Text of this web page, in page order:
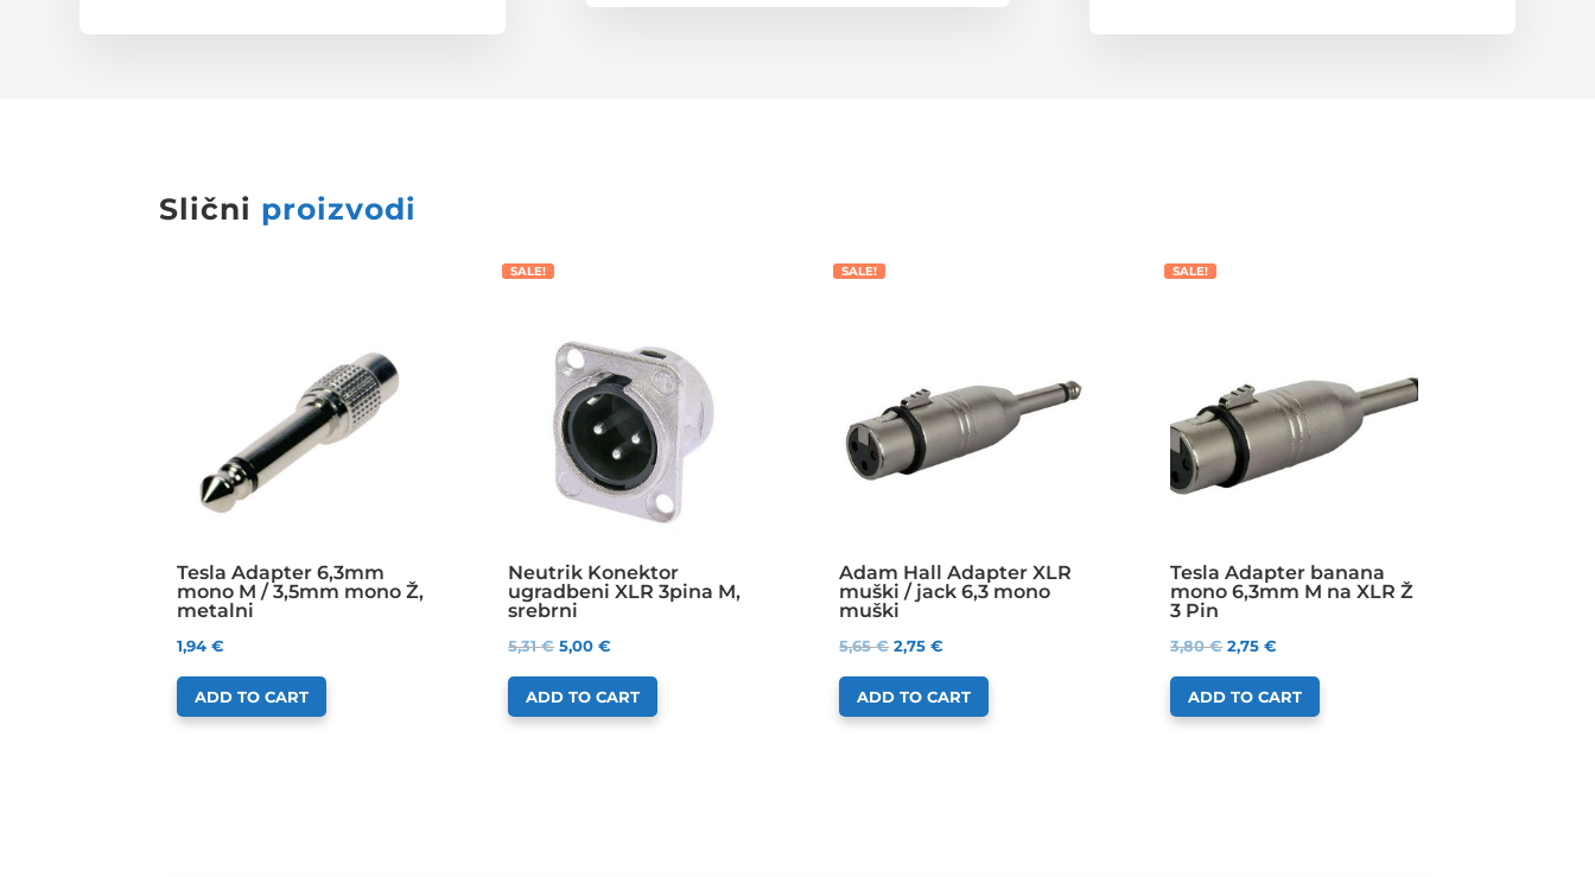
Slični proizvodi
Tesla Adapter 6,3mm
mono M / 3,5mm mono Ž,
metalni
1,94€
ADD TO CART
SALE!
Neutrik Konektor
ugradbeni XLR 3pina M,
srebrni
5,31€ 5,00€
ADD TO CART
SALE!
Adam Hall Adapter XLR
muški / jack 6,3 mono
muški
5,65€ 2,75€
ADD TO CART
SALE!
Tesla Adapter banana
mono 6,3mm M na XLR Ž
3 Pin
3,80€ 2,75€
ADD TO CART